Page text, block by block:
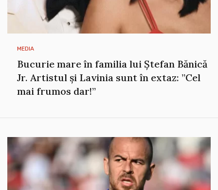
MEDIA
Bucurie mare în familia lui Ștefan Bănică
Jr. Artistul și Lavinia sunt în extaz: ”Cel
mai frumos dar!”